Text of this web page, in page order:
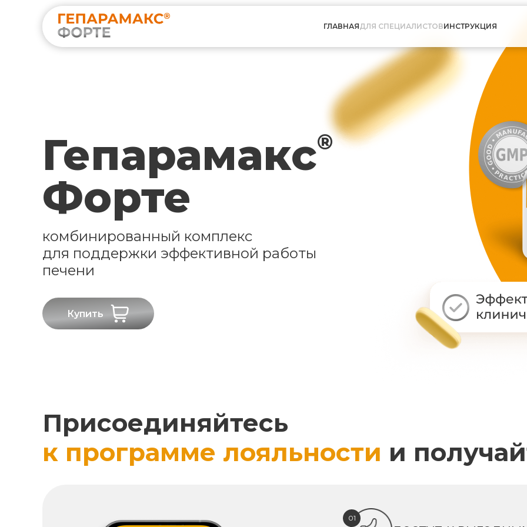
ГЛАВНАЯДЛЯ СПЕЦИАЛИСТОВИНСТРУКЦИЯ
Гепарамакс®
Форте
комбинированный комплекс
для поддержки эффективной работы
печени
Купить
Присоединяйтесь
к программе лояльности и
01